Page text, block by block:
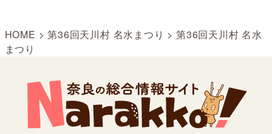
HOME >第36回天川村 名水まつり > 第36回天川村 名水
まつり